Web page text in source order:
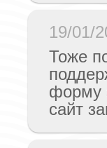
19/01/
Тоже
форму
сайт